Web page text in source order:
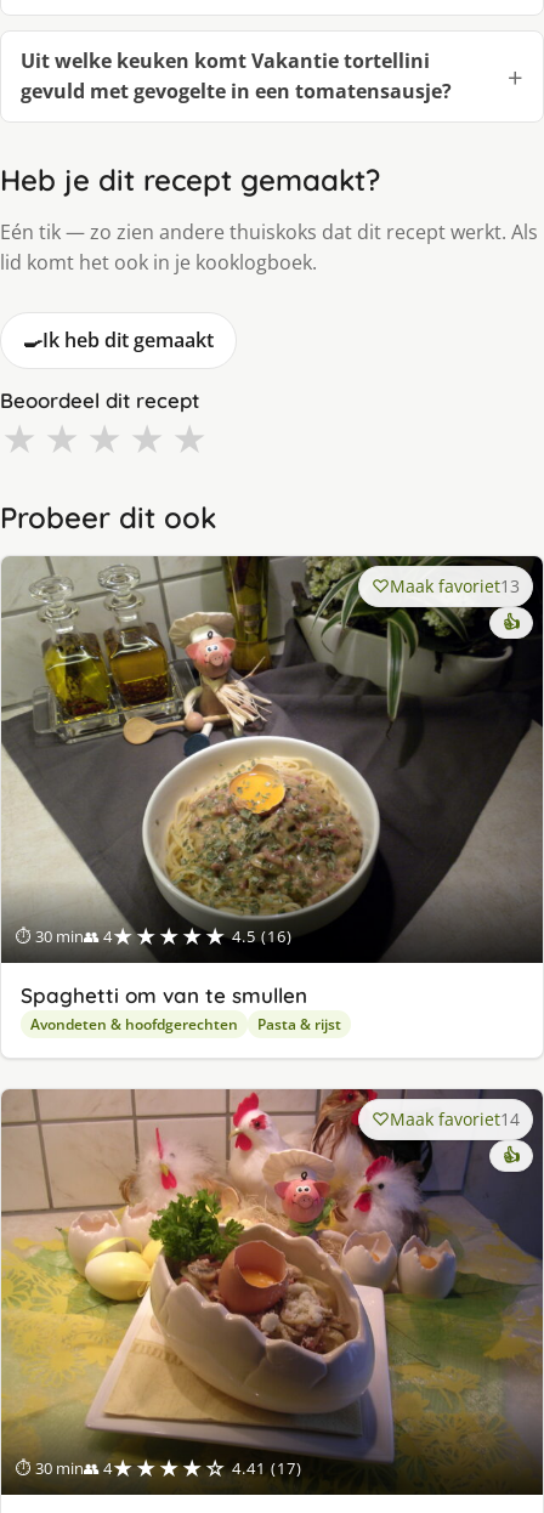
Uit welke keuken komt Vakantie tortellini
gevuld met gevogelte in een tomatensausje?
Heb je dit recept gemaakt?
Eén tik — zo zien andere thuiskoks dat dit recept werkt. Als
lid komt het ook in je kooklogboek.
🍳Ik heb dit gemaakt
Beoordeel dit recept
★ ★ ★ ★ ★
Probeer dit ook
⏱ 30 min👥 4★★★★★ 4.5 (16)
Maak favoriet13
👍
Spaghetti om van te smullen
Avondeten & hoofdgerechten Pasta & rijst
⏱ 30 min👥 4★★★★☆ 4.41 (17)
Maak favoriet14
👍